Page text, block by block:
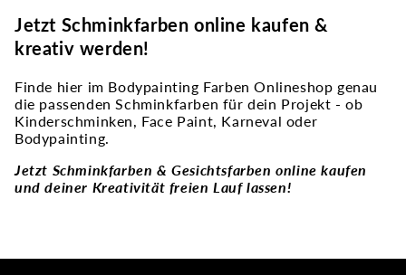
Jetzt Schminkfarben online kaufen &
kreativ werden!
Finde hier im Bodypainting Farben Onlineshop genau
die passenden Schminkfarben für dein Projekt - ob
Kinderschminken, Face Paint, Karneval oder
Bodypainting.
Jetzt Schminkfarben & Gesichtsfarben online kaufen
und deiner Kreativität freien Lauf lassen!